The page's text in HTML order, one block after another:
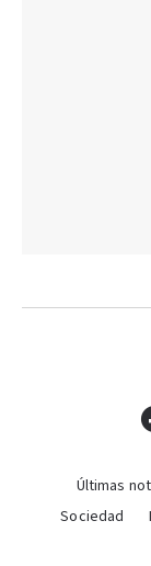
Últimas
Sociedad